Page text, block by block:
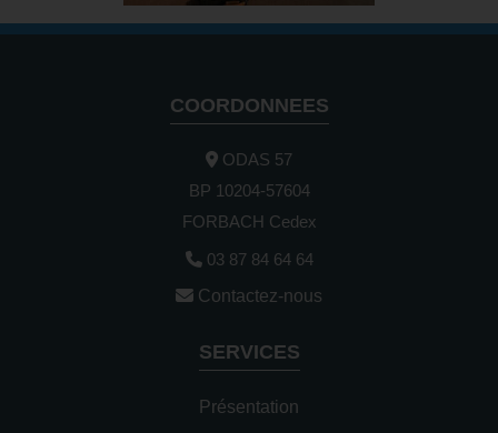
COORDONNEES
ODAS 57
BP 10204-57604
FORBACH Cedex
03 87 84 64 64
Contactez-nous
SERVICES
Présentation